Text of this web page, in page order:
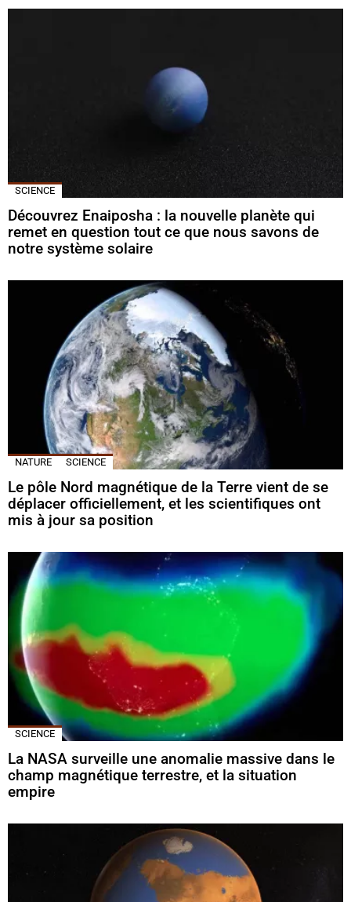
SCIENCE
Découvrez Enaiposha : la nouvelle planète qui
remet en question tout ce que nous savons de
notre système solaire
NATURE SCIENCE
Le pôle Nord magnétique de la Terre vient de se
déplacer officiellement, et les scientifiques ont
mis à jour sa position
SCIENCE
La NASA surveille une anomalie massive dans le
champ magnétique terrestre, et la situation
empire